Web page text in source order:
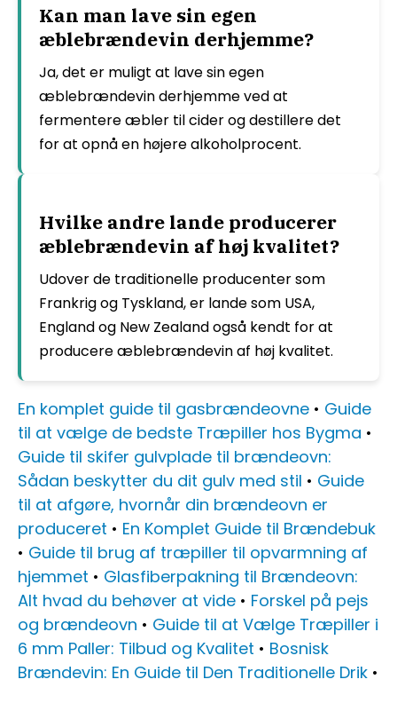
Kan man lave sin egen
æblebrændevin derhjemme?
Ja, det er muligt at lave sin egen
æblebrændevin derhjemme ved at
fermentere æbler til cider og destillere det
for at opnå en højere alkoholprocent.
Hvilke andre lande producerer
æblebrændevin af høj kvalitet?
Udover de traditionelle producenter som
Frankrig og Tyskland, er lande som USA,
England og New Zealand også kendt for at
producere æblebrændevin af høj kvalitet.
En komplet guide til gasbrændeovne • Guide
til at vælge de bedste Træpiller hos Bygma •
Guide til skifer gulvplade til brændeovn:
Sådan beskytter du dit gulv med stil • Guide
til at afgøre, hvornår din brændeovn er
produceret • En Komplet Guide til Brændebuk
• Guide til brug af træpiller til opvarmning af
hjemmet • Glasfiberpakning til Brændeovn:
Alt hvad du behøver at vide • Forskel på pejs
og brændeovn • Guide til at Vælge Træpiller i
6 mm Paller: Tilbud og Kvalitet • Bosnisk
Brændevin: En Guide til Den Traditionelle Drik •